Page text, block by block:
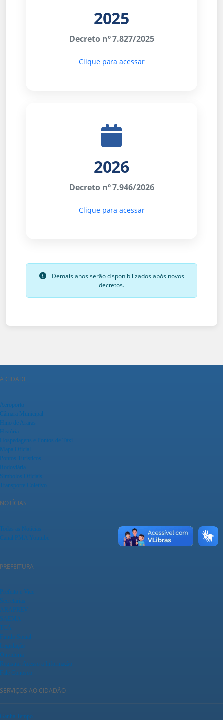
2025
Decreto nº 7.827/2025
Clique para acessar
2026
Decreto nº 7.946/2026
Clique para acessar
Demais anos serão disponibilizados após novos
decretos.
A CIDADE
Aeroporto
Câmara Municipal
Hino de Araras
História
Hospedagens e Pontos de Táxi
Mapa Oficial
Pontos Turísticos
Rodoviária
Símbolos Oficiais
Transporte Coletivo
NOTÍCIAS
Todas as Notícias
Canal PMA Youtube
PREFEITURA
Prefeito e Vice
Secretarias
ARAPREV
SAEMA
TCA
Fundo Social
Legislação
Ouvidoria
Registrar Acesso a Informação
Fale Conosco
SERVIÇOS AO CIDADÃO
Ganha Tempo